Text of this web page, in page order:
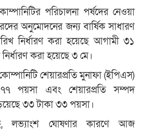
পরিচালনা পর্ষদের নেওয়া
অনুমোদনের জন্য বার্ষিক সাধারণ
নির্ধারণ করা হয়েছে আগামী ৩১
করা হয়েছে ৩ মে।
শেয়ারপ্রতি মুনাফা (ইপিএস)
পয়সা এবং শেয়ারপ্রতি সম্পদ
৩৩ টাকা ৩৩ পয়সা।
লভ্যাংশ ঘোষণার কারণে আজ